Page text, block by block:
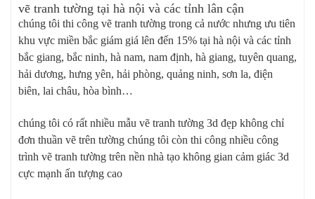
vẽ tranh tường tại hà nội và các tỉnh lân cận
chúng tôi thi công vẽ tranh tường trong cả nước nhưng ưu tiên
khu vực miền bắc giám giá lên đến 15% tại hà nội và các tỉnh
bắc giang, bắc ninh, hà nam, nam định, hà giang, tuyên quang,
hải dương, hưng yên, hải phòng, quảng ninh, sơn la, điện
biên, lai châu, hòa bình…
chúng tôi có rất nhiều mẫu vẽ tranh tường 3d đẹp không chỉ
đơn thuần vẽ trên tường chúng tôi còn thi công nhiều công
trình vẽ tranh tường trên nền nhà tạo không gian cảm giác 3d
cực mạnh ấn tượng cao